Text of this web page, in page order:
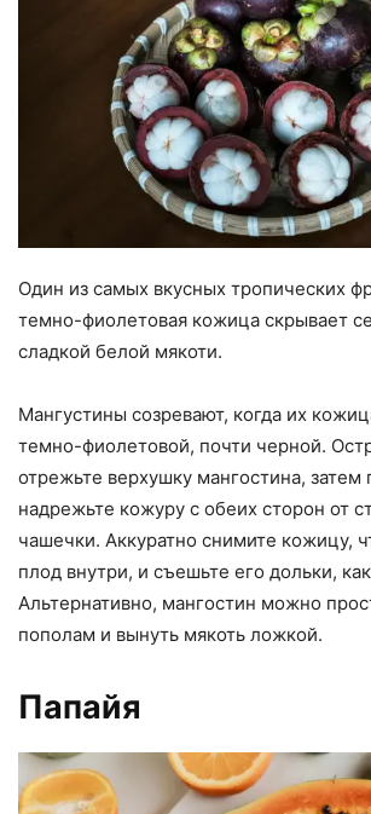
Один из самых вкусных тропических
темно-фиолетовая кожица скрывает
сладкой белой мякоти.
Мангустины созревают, когда их
темно-фиолетовой, почти черной.
отрежьте верхушку мангостина, затем
надрежьте кожуру с обеих сторон от
чашечки. Аккуратно снимите кожицу,
плод внутри, и съешьте его дольки,
Альтернативно, мангостин можно
пополам и вынуть мякоть ложкой.
Папайя